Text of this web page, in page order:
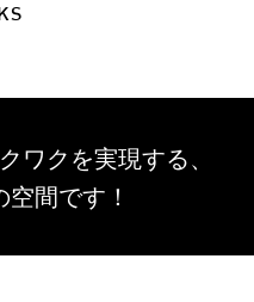
ワクを実現する、
間です！